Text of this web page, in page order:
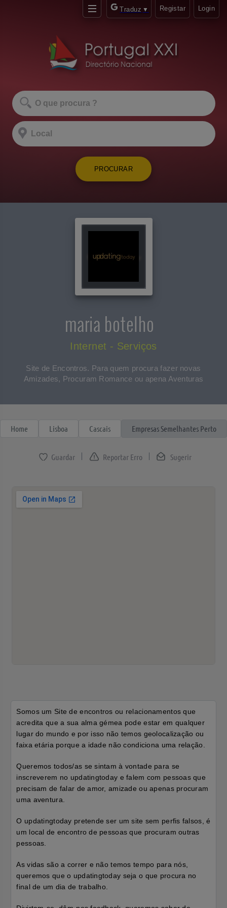
Traduz ▼ Registar Login
PROCURAR
maria botelho
Internet - Serviços
Site de Encontros. Para quem procura fazer novas
Amizades, Procuram Romance ou apena Aventuras
Home Lisboa Cascais Empresas Semelhantes Perto
Sugerir
Reportar Erro
Somos um Site de encontros ou relacionamentos que
acredita que a sua alma gémea pode estar em qualquer
lugar do mundo e por isso não temos geolocalização ou
faixa etária porque a idade não condiciona uma relação.
Queremos todos/as se sintam à vontade para se
inscreverem no updatingtoday e falem com pessoas que
precisam de falar de amor, amizade ou apenas procuram
uma aventura.
O updatingtoday pretende ser um site sem perfis falsos, é
um local de encontro de pessoas que procuram outras
pessoas.
As vidas são a correr e não temos tempo para nós,
queremos que o updatingtoday seja o que procura no
final de um dia de trabalho.